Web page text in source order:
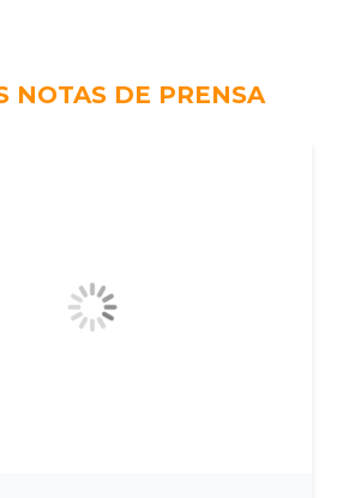
NOTAS DE PRENSA